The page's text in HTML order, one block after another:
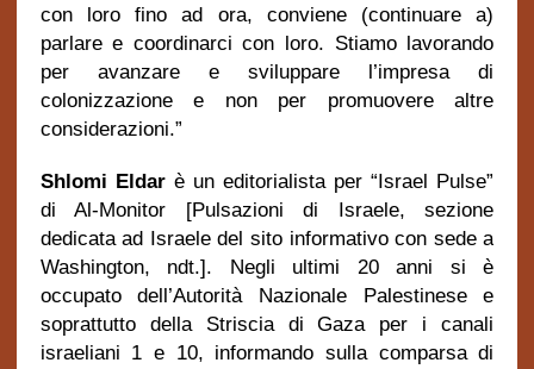
con loro fino ad ora, conviene (continuare a)
parlare e coordinarci con loro. Stiamo lavorando
per avanzare e sviluppare l’impresa di
colonizzazione e non per promuovere altre
considerazioni.”
Shlomi Eldar è un editorialista per “Israel Pulse”
di Al-Monitor [Pulsazioni di Israele, sezione
dedicata ad Israele del sito informativo con sede a
Washington, ndt.]. Negli ultimi 20 anni si è
occupato dell’Autorità Nazionale Palestinese e
soprattutto della Striscia di Gaza per i canali
israeliani 1 e 10, informando sulla comparsa di